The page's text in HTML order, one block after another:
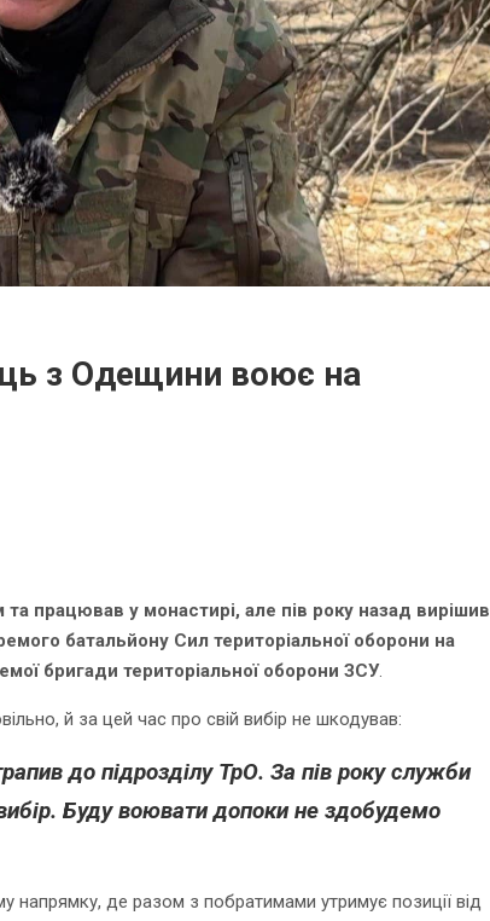
з Одещини воює на
працював у монастирі, але пів року назад вирішив
батальйону Сил територіальної оборони на
бригади територіальної оборони ЗСУ.
й за цей час про свій вибір не шкодував:
до підрозділу ТрО. За пів року служби
Буду воювати допоки не здобудемо
напрямку, де разом з побратимами утримує позиції від